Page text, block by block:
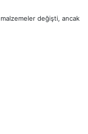
malzemeler değişti, ancak